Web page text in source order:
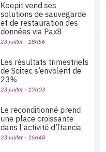
Keepit vend ses
solutions de sauvegarde
et de restauration des
données via Pax8
23 juillet - 18h56
Les résultats trimestriels
de Soitec s’envolent de
23%
23 juillet - 17h03
Le reconditionné prend
une place croissante
dans l’activité d’Itancia
23 juillet - 16h48